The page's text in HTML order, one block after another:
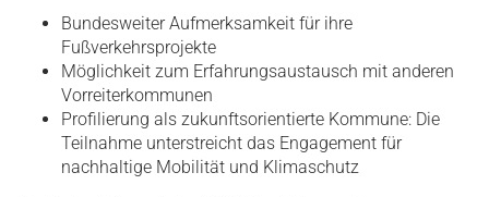
Bundesweiter Aufmerksamkeit für ihre
Fußverkehrsprojekte
Möglichkeit zum Erfahrungsaustausch mit anderen
Vorreiterkommunen
Profilierung als zukunftsorientierte Kommune: Die
Teilnahme unterstreicht das Engagement für
nachhaltige Mobilität und Klimaschutz